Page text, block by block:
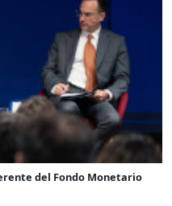
del Fondo Monetario